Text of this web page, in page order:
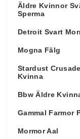
Äldre Kvinnor
Sperma
Detroit Svart
Mogna Fälg
Stardust
Kvinna
Bbw Äldre
Gammal Farmor
Mormor Aal